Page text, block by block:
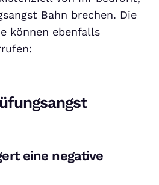
Bahn brechen. Die
können ebenfalls
eine negative